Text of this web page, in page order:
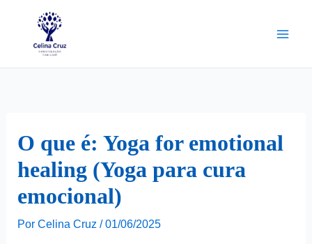
O que é: Yoga for emotional
healing (Yoga para cura
emocional)
Por Celina Cruz / 01/06/2025